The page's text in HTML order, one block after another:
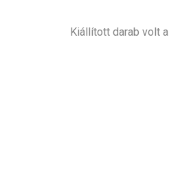
Kiállított darab volt a